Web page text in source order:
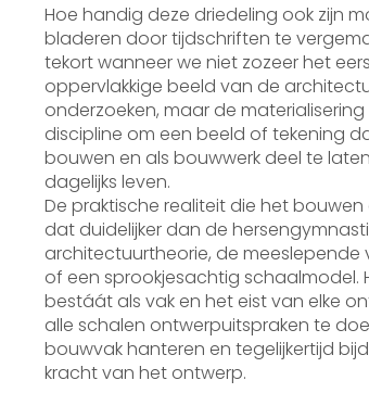
Hoe handig deze driedeling ook zijn
bladeren door tijdschriften te
tekort wanneer we niet zozeer het
oppervlakkige beeld van de
onderzoeken, maar de
discipline om een beeld of tekening
bouwen en als bouwwerk deel te
dagelijks leven.
De praktische realiteit die het
dat duidelijker dan de
architectuurtheorie, de meeslepende
of een sprookjesachtig schaalmodel.
bestáát als vak en het eist van elke
alle schalen ontwerpuitspraken te
bouwvak hanteren en tegelijkertijd
kracht van het ontwerp.